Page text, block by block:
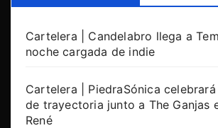
Cartelera | Candelabro llega a
noche cargada de indie
Cartelera | PiedraSónica
de trayectoria junto a The Ganjas
René